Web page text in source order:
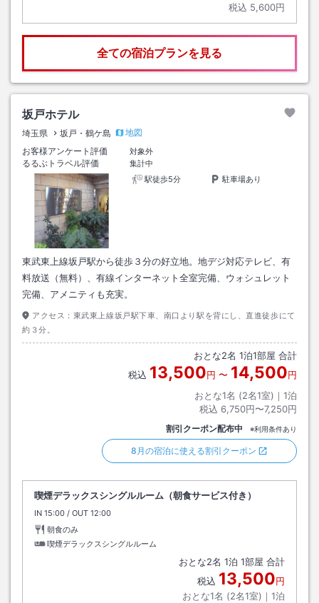
税込 5,600円
全ての宿泊プランを見る
坂戸ホテル
埼玉県 坂戸・鶴ケ島
地図
お客様アンケート評価
対象外
るるぶトラベル評価
集計中
駅徒歩5分
駐車場あり
東武東上線坂戸駅から徒歩３分の好立地。地デジ対応テレビ、有
料放送（無料）、有線インターネット全室完備、ウォシュレット
完備、アメニティも充実。
アクセス： 東武東上線坂戸駅下車、南口より駅を背にし、直進徒歩にて
約３分。
おとな2名 1泊1部屋 合計
税込 13,500円 〜 14,500円
おとな1名 (2名1室)｜ 1泊
税込 6,750円〜7,250円
割引クーポン配布中 ※利用条件あり
8月の宿泊に使える割引クーポン
喫煙デラックスシングルルーム（朝食サービス付き）
IN チェックイン
15:00 / OUT チェックアウト
12:00
朝食のみ
喫煙デラックスシングルルーム
おとな2名 1泊 1部屋 合計
税込 13,500円
おとな1名 (2名1室)｜ 1泊